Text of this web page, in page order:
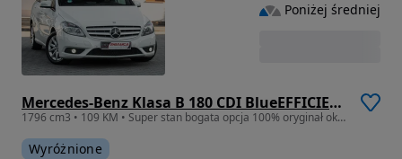
Mercedes-Benz Klasa B 180 CDI BlueEFFICIENCY Edition 1
1796 cm3 • 109 KM • Super stan bogata opcja 100% oryginał okazja Gwarancja
Wyróżnione
Poniżej średniej